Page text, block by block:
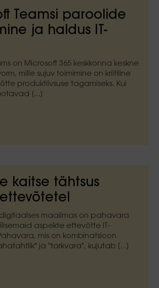
Teamsi paroolide
ja haldus IT-
on Microsoft 365 keskkonna keskne
mille sujuv toimimine on kriitiline
produktiivsuse tagamiseks. Kui
[...]
kaitse tähtsus
maailmas on pahavara
aspekte ettevõtte IT-
mis on kombinatsioon
ja "tarkvara", kujutab [...]